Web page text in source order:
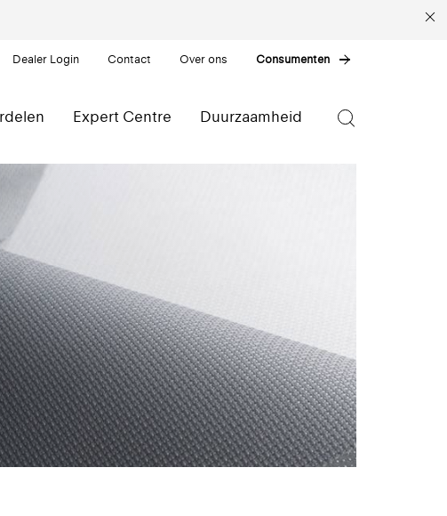
Dealer Login Contact Over ons Consumenten
Expert Centre Duurzaamheid